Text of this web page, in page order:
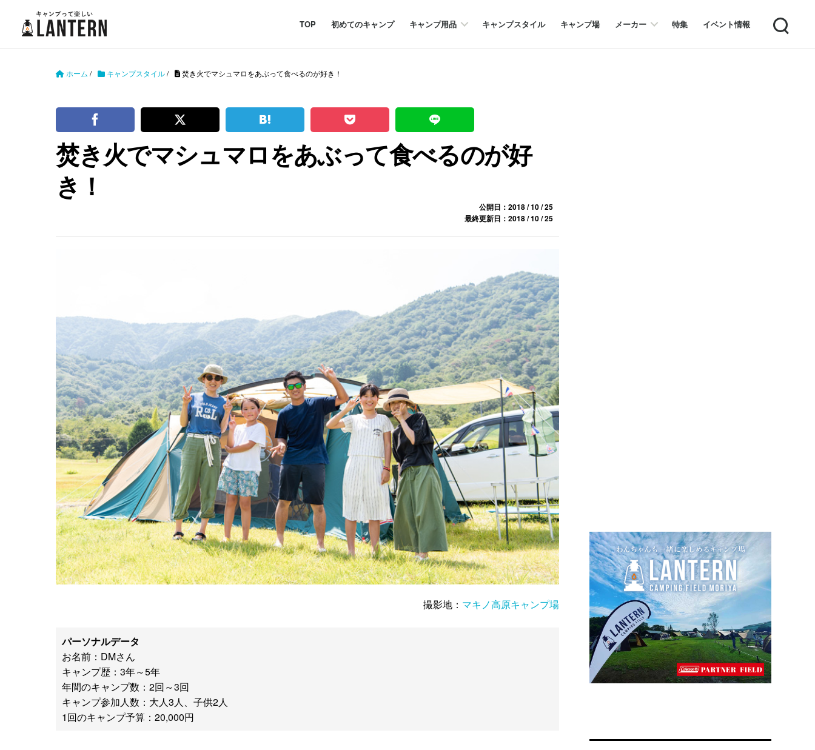
TOP 初めてのキャンプ キャンプ用品 キャンプスタイル キャンプ場 メーカー 特集 イベント情報 Search
ホーム / キャンプスタイル/ 焚き火でマシュマロをあぶって食べるのが好き！
焚き火でマシュマロをあぶって食べるのが好
き！
公開日：2018 / 10 / 25
最終更新日：2018 / 10 / 25
撮影地： マキノ高原キャンプ場
パーソナルデータ
お名前：DMさん
キャンプ歴：3年～5年
年間のキャンプ数：2回～3回
キャンプ参加人数：大人3人、子供2人
1回のキャンプ予算：20,000円